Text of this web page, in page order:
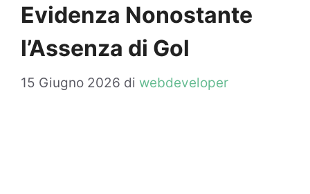
Evidenza Nonostante
l’Assenza di Gol
15 Giugno 2026 di webdeveloper